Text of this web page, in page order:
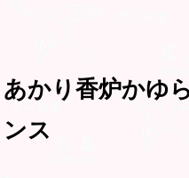
あかり香炉かゆ
ンス